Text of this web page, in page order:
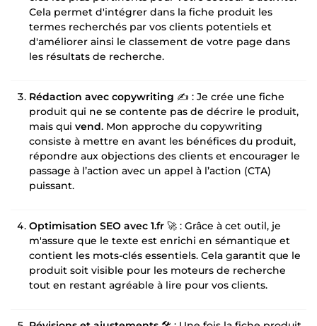
Cela permet d'intégrer dans la fiche produit les
termes recherchés par vos clients potentiels et
d'améliorer ainsi le classement de votre page dans
les résultats de recherche.
Rédaction avec copywriting ✍️ : Je crée une fiche
produit qui ne se contente pas de décrire le produit,
mais qui vend. Mon approche du copywriting
consiste à mettre en avant les bénéfices du produit,
répondre aux objections des clients et encourager le
passage à l’action avec un appel à l’action (CTA)
puissant.
Optimisation SEO avec 1.fr 🚀 : Grâce à cet outil, je
m'assure que le texte est enrichi en sémantique et
contient les mots-clés essentiels. Cela garantit que le
produit soit visible pour les moteurs de recherche
tout en restant agréable à lire pour vos clients.